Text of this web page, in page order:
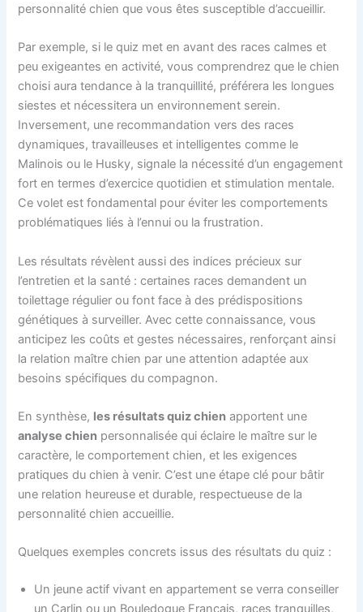
personnalité chien que vous êtes susceptible d’accueillir.
Par exemple, si le quiz met en avant des races calmes et
peu exigeantes en activité, vous comprendrez que le chien
choisi aura tendance à la tranquillité, préférera les longues
siestes et nécessitera un environnement serein.
Inversement, une recommandation vers des races
dynamiques, travailleuses et intelligentes comme le
Malinois ou le Husky, signale la nécessité d’un engagement
fort en termes d’exercice quotidien et stimulation mentale.
Ce volet est fondamental pour éviter les comportements
problématiques liés à l’ennui ou la frustration.
Les résultats révèlent aussi des indices précieux sur
l’entretien et la santé : certaines races demandent un
toilettage régulier ou font face à des prédispositions
génétiques à surveiller. Avec cette connaissance, vous
anticipez les coûts et gestes nécessaires, renforçant ainsi
la relation maître chien par une attention adaptée aux
besoins spécifiques du compagnon.
En synthèse, les résultats quiz chien apportent une
analyse chien personnalisée qui éclaire le maître sur le
caractère, le comportement chien, et les exigences
pratiques du chien à venir. C’est une étape clé pour bâtir
une relation heureuse et durable, respectueuse de la
personnalité chien accueillie.
Quelques exemples concrets issus des résultats du quiz :
Un jeune actif vivant en appartement se verra conseiller
un Carlin ou un Bouledogue Français, races tranquilles,